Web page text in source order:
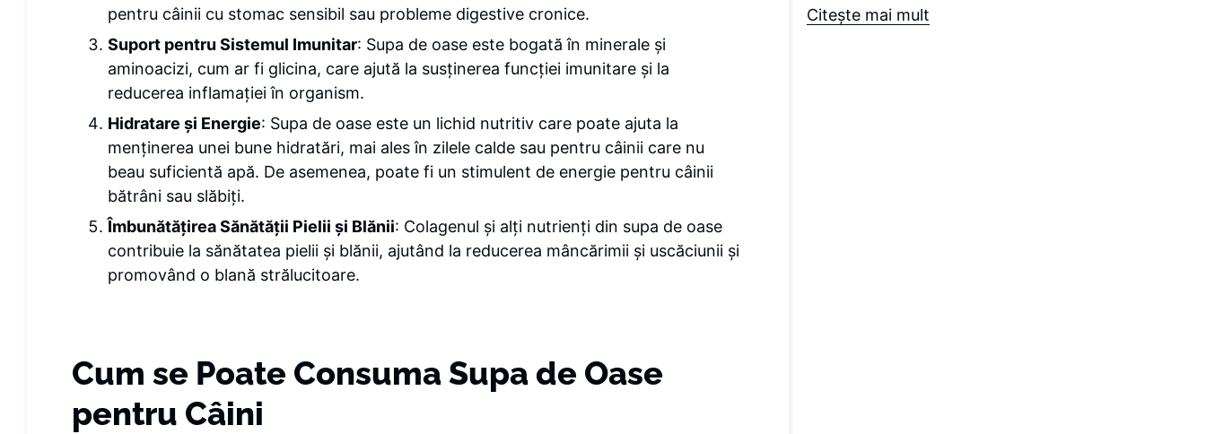
pentru câinii cu stomac sensibil sau probleme digestive cronice.
Suport pentru Sistemul Imunitar: Supa de oase este bogată în minerale și
aminoacizi, cum ar fi glicina, care ajută la susținerea funcției imunitare și la
reducerea inflamației în organism.
Hidratare și Energie: Supa de oase este un lichid nutritiv care poate ajuta la
menținerea unei bune hidratări, mai ales în zilele calde sau pentru câinii care nu
beau suficientă apă. De asemenea, poate fi un stimulent de energie pentru câinii
bătrâni sau slăbiți.
Îmbunătățirea Sănătății Pielii și Blănii: Colagenul și alți nutrienți din supa de oase
contribuie la sănătatea pielii și blănii, ajutând la reducerea mâncărimii și uscăciunii și
promovând o blană strălucitoare.
Cum se Poate Consuma Supa de Oase
pentru Câini
Citeşte mai mult